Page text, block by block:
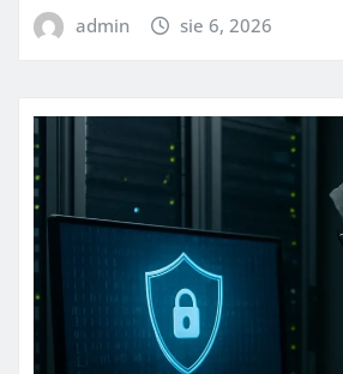
admin sie 6, 2026